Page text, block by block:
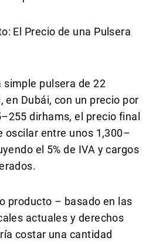
El Precio de una Pulsera
simple pulsera de 22
en Dubái, con un precio por
dirhams, el precio final
oscilar entre unos 1,300–
el 5% de IVA y cargos
producto – basado en las
actuales y derechos
costar una cantidad